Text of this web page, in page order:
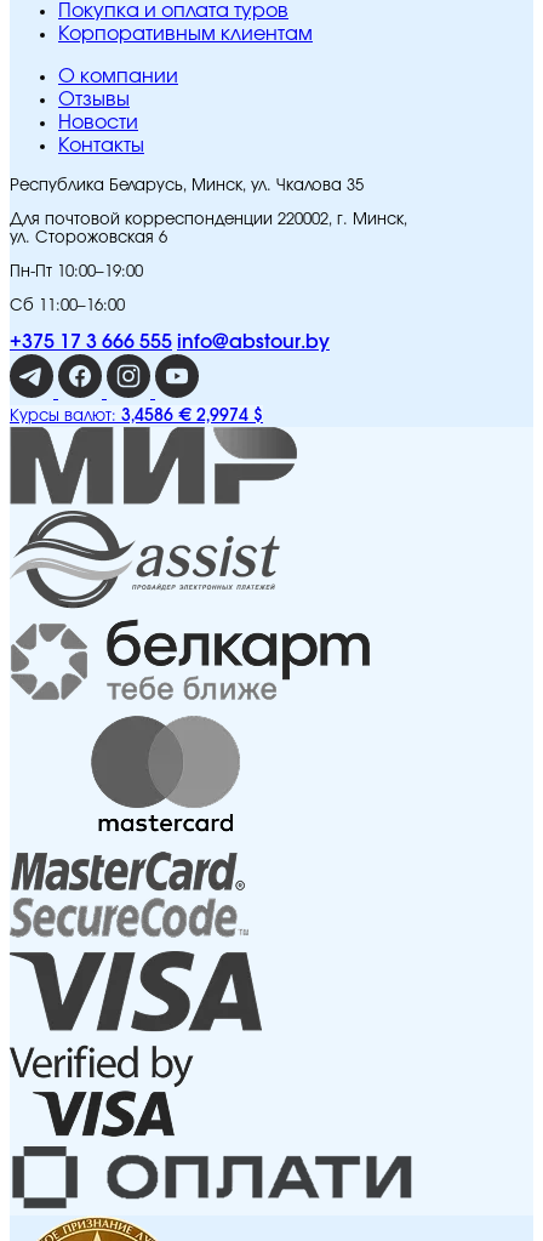
Покупка и оплата туров
Корпоративным клиентам
O компании
Отзывы
Новости
Контакты
Республика Беларусь, Минск, ул. Чкалова 35
Для почтовой корреспонденции 220002, г. Минск,
ул. Сторожовская 6
Пн-Пт 10:00–19:00
Сб 11:00–16:00
+375 17 3 666 555 info@abstour.by
Курсы валют: 3,4586 € 2,9974 $